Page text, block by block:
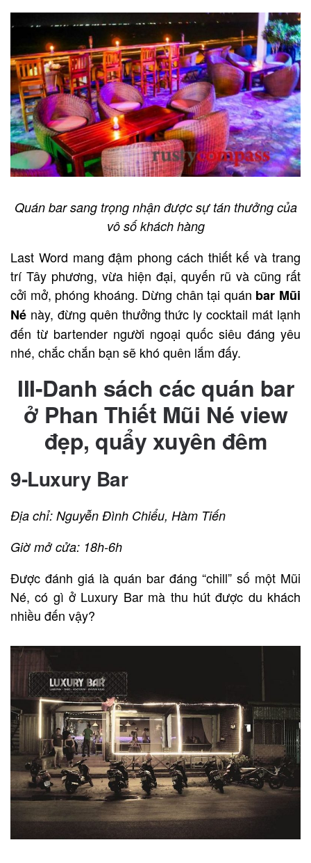
Quán bar sang trọng nhận được sự tán thưởng của
vô số khách hàng
Last Word mang đậm phong cách thiết kế và trang
trí Tây phương, vừa hiện đại, quyến rũ và cũng rất
cởi mở, phóng khoáng. Dừng chân tại quán bar Mũi
Né này, đừng quên thưởng thức ly cocktail mát lạnh
đến từ bartender người ngoại quốc siêu đáng yêu
nhé, chắc chắn bạn sẽ khó quên lắm đấy.
III-Danh sách các quán bar
ở Phan Thiết Mũi Né view
đẹp, quẩy xuyên đêm
9-Luxury Bar
Địa chỉ: Nguyễn Đình Chiểu, Hàm Tiến
Giờ mở cửa: 18h-6h
Được đánh giá là quán bar đáng “chill” số một Mũi
Né, có gì ở Luxury Bar mà thu hút được du khách
nhiều đến vậy?